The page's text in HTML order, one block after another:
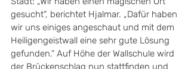
gesucht“, berichtet Hjalmar. „Dafür haben
wir uns einiges angeschaut und mit dem
Heiligengeistwall eine sehr gute Lösung
gefunden.“ Auf Höhe der Wallschule wird
der Brückenschlag nun stattfinden und